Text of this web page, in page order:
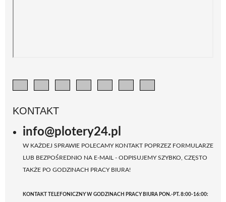
KONTAKT
info@plotery24.pl
W KAŻDEJ SPRAWIE POLECAMY KONTAKT POPRZEZ FORMULARZE
LUB BEZPOŚREDNIO NA E-MAIL - ODPISUJEMY SZYBKO, CZĘSTO
TAKŻE PO GODZINACH PRACY BIURA!
KONTAKT TELEFONICZNY W GODZINACH PRACY BIURA PON.-PT. 8:00-16:00: